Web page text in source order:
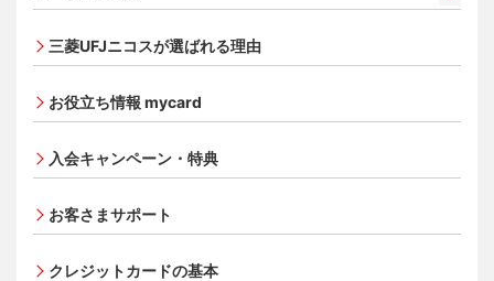
三菱ＵＦＪカード
三菱ＵＦＪカード・プラチナ・アメリカン・エキスプレ
オンライン入会申し込みの流れ
追加できるカード・機能
UnionPay（銀聯）カード
ETCカード
三菱UFJニコスが選ばれる理由
お役立ち情報 mycard
入会キャンペーン・特典
お客さまサポート
クレジットカードの基本